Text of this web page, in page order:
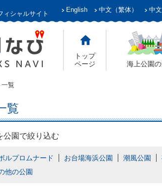
ィシャルサイト
English 中文（繁体） 中
トップ
ページ
海上公園
一覧
覧
公園で絞り込む
ルプロムナード お台場海浜公園 潮風公園
他の公園